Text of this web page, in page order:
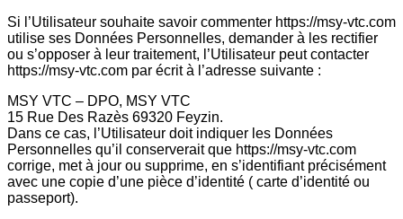
Si l’Utilisateur souhaite savoir commenter https://msy-vtc.com
utilise ses Données Personnelles, demander à les rectifier
ou s’opposer à leur traitement, l’Utilisateur peut contacter
https://msy-vtc.com par écrit à l’adresse suivante :
MSY VTC – DPO, MSY VTC
15 Rue Des Razès 69320 Feyzin.
Dans ce cas, l’Utilisateur doit indiquer les Données
Personnelles qu’il conserverait que https://msy-vtc.com
corrige, met à jour ou supprime, en s’identifiant précisément
avec une copie d’une pièce d’identité ( carte d’identité ou
passeport).